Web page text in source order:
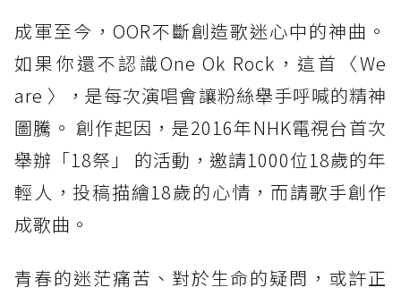
成軍至今，OOR不斷創造歌迷心中的神曲。
如果你還不認識One Ok Rock，這首〈We
are 〉，是每次演唱會讓粉絲舉手呼喊的精神
圖騰。 創作起因，是2016年NHK電視台首次
舉辦「18祭」 的活動，邀請1000位18歲的年
輕人，投稿描繪18歲的心情，而請歌手創作
成歌曲。
青春的迷茫痛苦、對於生命的疑問，或許正